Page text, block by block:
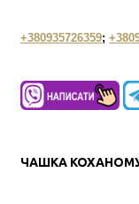
+380935726359;
ЧАШКА КОХАНОМУ